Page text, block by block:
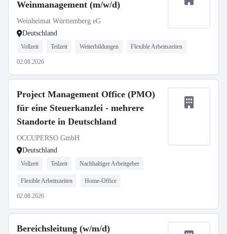
Weinmanagement (m/w/d)
Weinheimat Württemberg eG
Deutschland
Vollzeit Teilzeit Weiterbildungen Flexible Arbeitszeiten
02.08.2026
Project Management Office (PMO)
für eine Steuerkanzlei - mehrere
Standorte in Deutschland
OCCUPERSO GmbH
Deutschland
Vollzeit Teilzeit Nachhaltiger Arbeitgeber
Flexible Arbeitszeiten Home-Office
02.08.2026
Bereichsleitung (w/m/d)